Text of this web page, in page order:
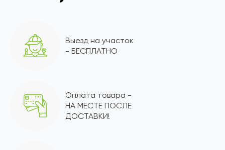
Выезд на участок
- БЕСПЛАТНО
Оплата товара -
НА МЕСТЕ ПОСЛЕ
ДОСТАВКИ!